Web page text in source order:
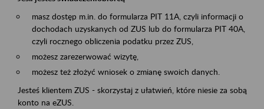
masz dostęp m.in. do formularza PIT 11A, czyli informacji o
dochodach uzyskanych od ZUS lub do formularza PIT 40A,
czyli rocznego obliczenia podatku przez ZUS,
możesz zarezerwować wizytę,
możesz też złożyć wniosek o zmianę swoich danych.
Jesteś klientem ZUS - skorzystaj z ułatwień, które niesie za sobą
konto na eZUS.